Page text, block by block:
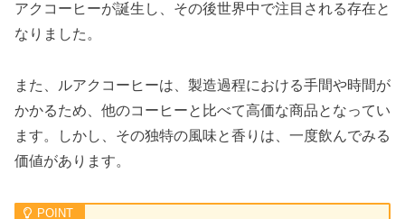
アクコーヒーが誕生し、その後世界中で注目される存在と
なりました。
また、ルアクコーヒーは、製造過程における手間や時間が
かかるため、他のコーヒーと比べて高価な商品となってい
ます。しかし、その独特の風味と香りは、一度飲んでみる
価値があります。